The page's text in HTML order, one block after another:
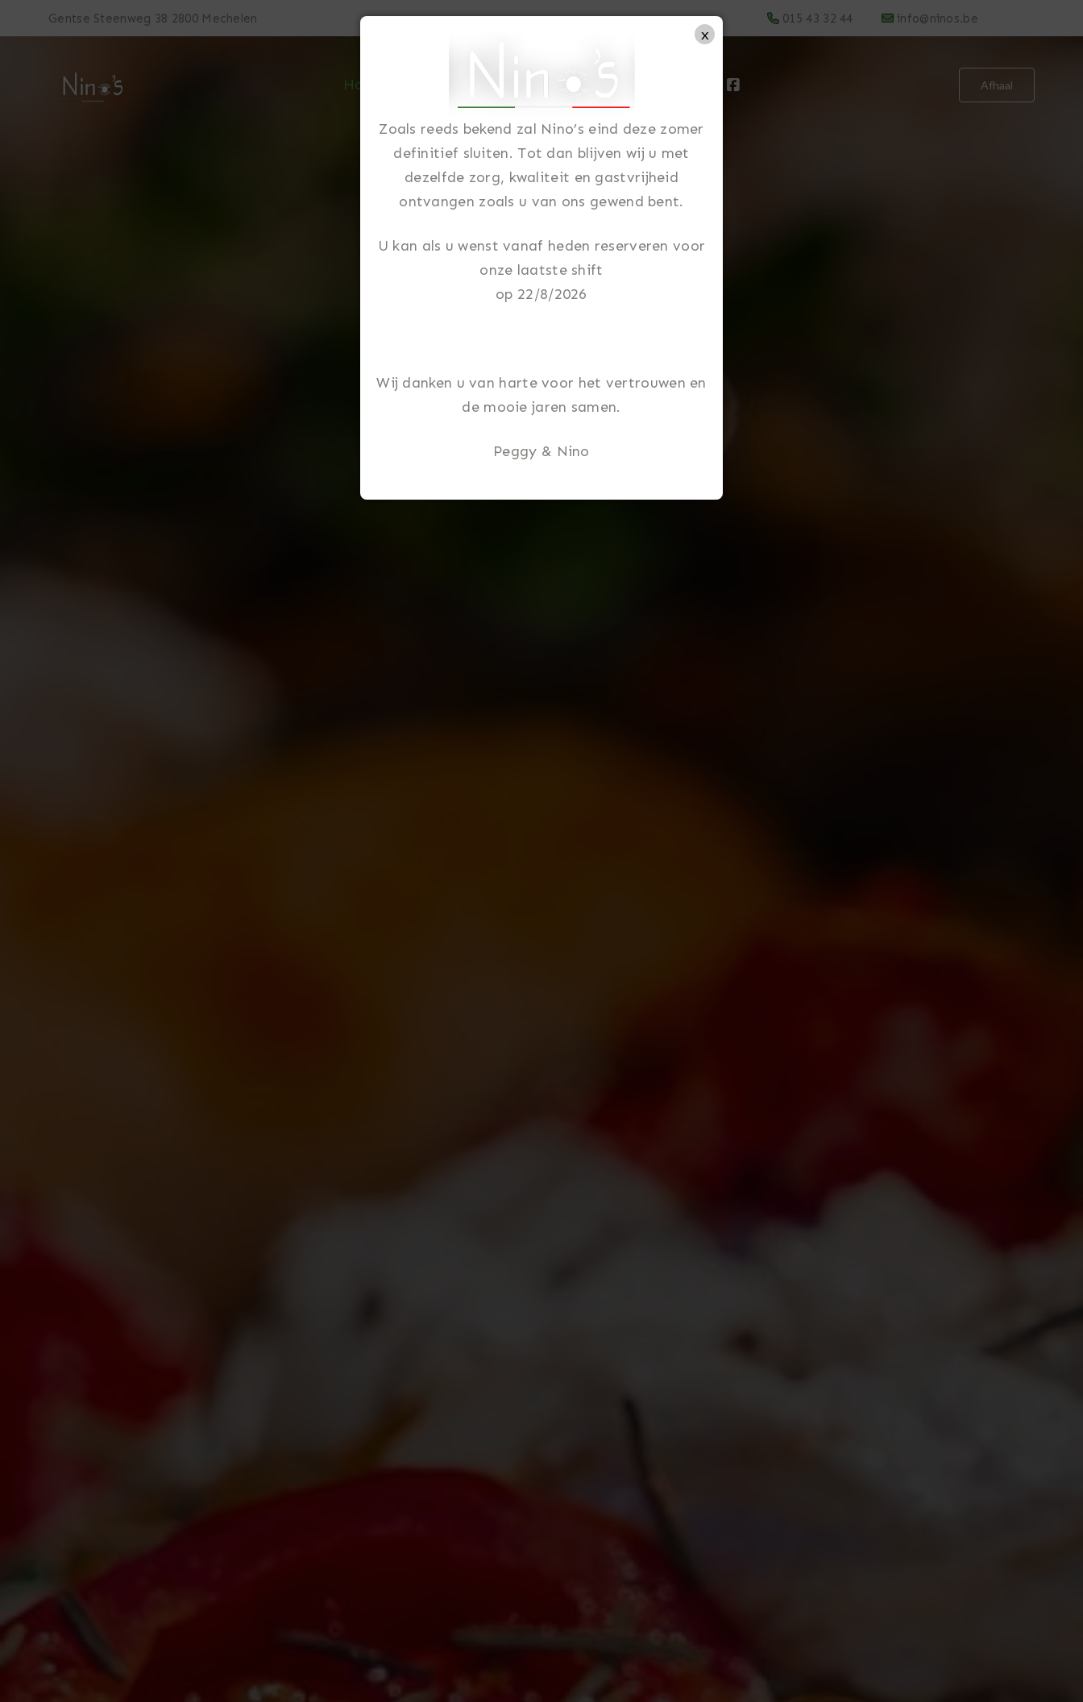
Gentse Steenweg 38 2800 Mechelen 015 43 32 44 info@ninos.be
Home Menu In beeld FAQ Afhaal
Zoals reeds bekend zal Nino’s eind deze zomer
definitief sluiten. Tot dan blijven wij u met
dezelfde zorg, kwaliteit en gastvrijheid
ontvangen zoals u van ons gewend bent.
U kan als u wenst vanaf heden reserveren voor
onze laatste shift
op 22/8/2026
Wij danken u van harte voor het vertrouwen en
de mooie jaren samen.
Peggy & Nino
x